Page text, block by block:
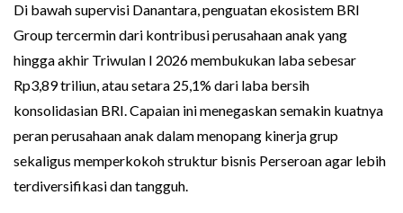
Di bawah supervisi Danantara, penguatan ekosistem BRI
Group tercermin dari kontribusi perusahaan anak yang
hingga akhir Triwulan I 2026 membukukan laba sebesar
Rp3,89 triliun, atau setara 25,1% dari laba bersih
konsolidasian BRI. Capaian ini menegaskan semakin kuatnya
peran perusahaan anak dalam menopang kinerja grup
sekaligus memperkokoh struktur bisnis Perseroan agar lebih
terdiversifikasi dan tangguh.